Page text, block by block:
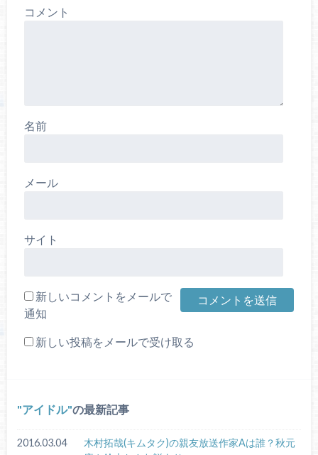
コメント
名前
メール
サイト
新しいコメントをメールで
通知
新しい投稿をメールで受け取る
アイドル の最新記事
2016.03.04
木村拓哉(キムタク)の親友放送作家Aは誰？秋元